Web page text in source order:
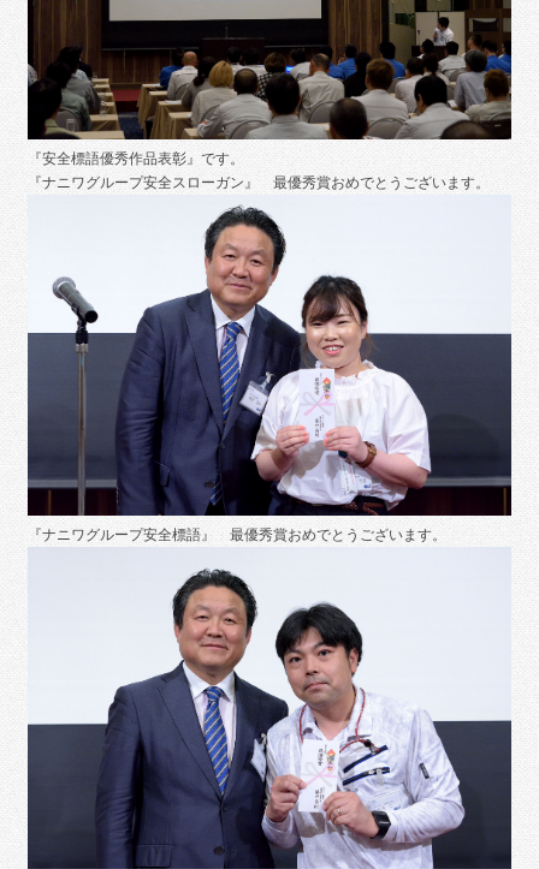
『安全標語優秀作品表彰』です。
『ナニワグループ安全スローガン』 最優秀賞おめでとうございます。
『ナニワグループ安全標語』 最優秀賞おめでとうございます。